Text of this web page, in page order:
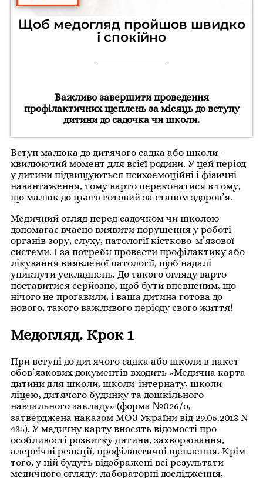
Щоб медогляд пройшов швидко
і спокійно
Важливо завершити проведення
профілактичних щеплень за місяць до вступу
дитини до садочка чи школи.
Вступ малюка до дитячого садка або школи –
хвилюючий момент для всієї родини. У цей період
у дитини підвищуються психоемоційні і фізичні
навантаження, тому варто переконатися в тому,
що малюк до цього готовий за станом здоров’я.
Медичний огляд перед садочком чи школою
допомагає вчасно виявити порушення у роботі
органів зору, слуху, патології кістково-м’язової
системи. І за потреби провести профілактику або
лікування виявленої патології, щоб надалі
уникнути ускладнень. До такого огляду варто
поставитися серйозно, щоб бути впевненим, що
нічого не проґавили, і ваша дитина готова до
нового, такого важливого періоду свого життя!
Медогляд. Крок 1
При вступі до дитячого садка або школи в пакет
обов’язкових документів входить «Медична карта
дитини для школи, школи-інтернату, школи-
ліцею, дитячого будинку та дошкільного
навчального закладу» (форма №026/о,
затверджена наказом МОЗ України від 29.05.2013 N
435). У медичну карту вносять відомості про
особливості розвитку дитини, захворювання,
алергічні реакції, профілактичні щеплення. Крім
того, у ній будуть відображені всі результати
медичного огляду: лабораторні дослідження,